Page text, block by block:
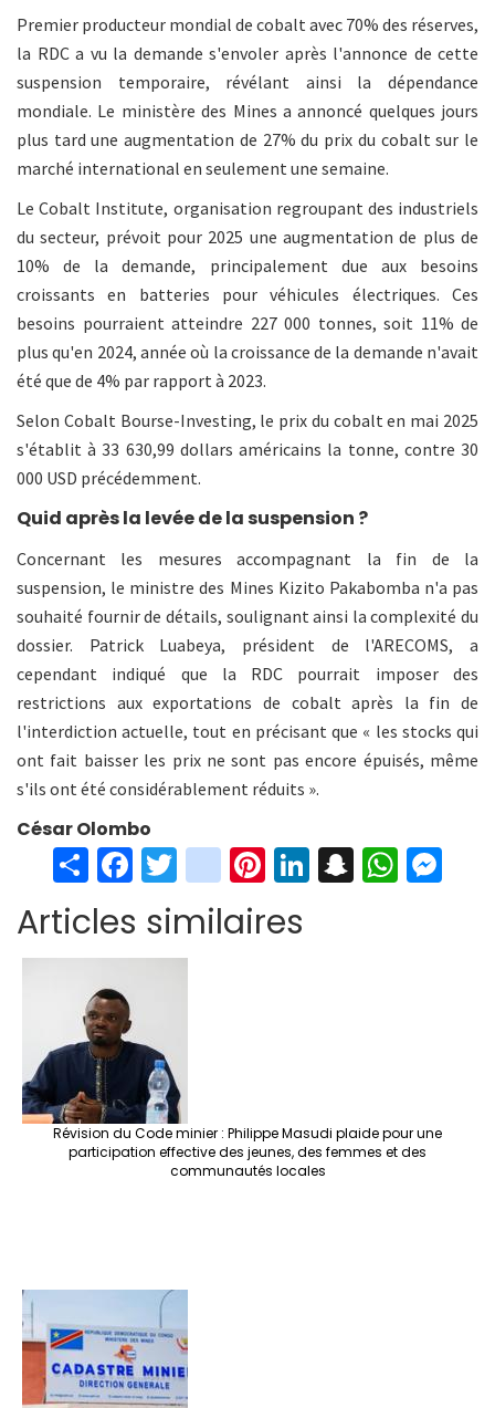
Premier producteur mondial de cobalt avec 70% des réserves,
la RDC a vu la demande s'envoler après l'annonce de cette
suspension temporaire, révélant ainsi la dépendance
mondiale. Le ministère des Mines a annoncé quelques jours
plus tard une augmentation de 27% du prix du cobalt sur le
marché international en seulement une semaine.
Le Cobalt Institute, organisation regroupant des industriels
du secteur, prévoit pour 2025 une augmentation de plus de
10% de la demande, principalement due aux besoins
croissants en batteries pour véhicules électriques. Ces
besoins pourraient atteindre 227 000 tonnes, soit 11% de
plus qu'en 2024, année où la croissance de la demande n'avait
été que de 4% par rapport à 2023.
Selon Cobalt Bourse-Investing, le prix du cobalt en mai 2025
s'établit à 33 630,99 dollars américains la tonne, contre 30
000 USD précédemment.
Quid après la levée de la suspension ?
Concernant les mesures accompagnant la fin de la
suspension, le ministre des Mines Kizito Pakabomba n'a pas
souhaité fournir de détails, soulignant ainsi la complexité du
dossier. Patrick Luabeya, président de l'ARECOMS, a
cependant indiqué que la RDC pourrait imposer des
restrictions aux exportations de cobalt après la fin de
l'interdiction actuelle, tout en précisant que « les stocks qui
ont fait baisser les prix ne sont pas encore épuisés, même
s'ils ont été considérablement réduits ».
César Olombo
S
h
ar
e
Fa
ce
b
o
k
T
wi
tt
er
in
st
ag
Pi
er
Li S W
Articles similaires
Révision du Code minier : Philippe Masudi plaide pour une
participation effective des jeunes, des femmes et des
communautés locales